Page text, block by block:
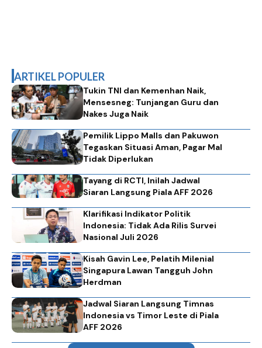
ARTIKEL POPULER
Tukin TNI dan Kemenhan Naik,
Mensesneg: Tunjangan Guru dan
Nakes Juga Naik
Pemilik Lippo Malls dan Pakuwon
Tegaskan Situasi Aman, Pagar Mal
Tidak Diperlukan
Tayang di RCTI, Inilah Jadwal
Siaran Langsung Piala AFF 2026
Klarifikasi Indikator Politik
Indonesia: Tidak Ada Rilis Survei
Nasional Juli 2026
Kisah Gavin Lee, Pelatih Milenial
Singapura Lawan Tangguh John
Herdman
Jadwal Siaran Langsung Timnas
Indonesia vs Timor Leste di Piala
AFF 2026